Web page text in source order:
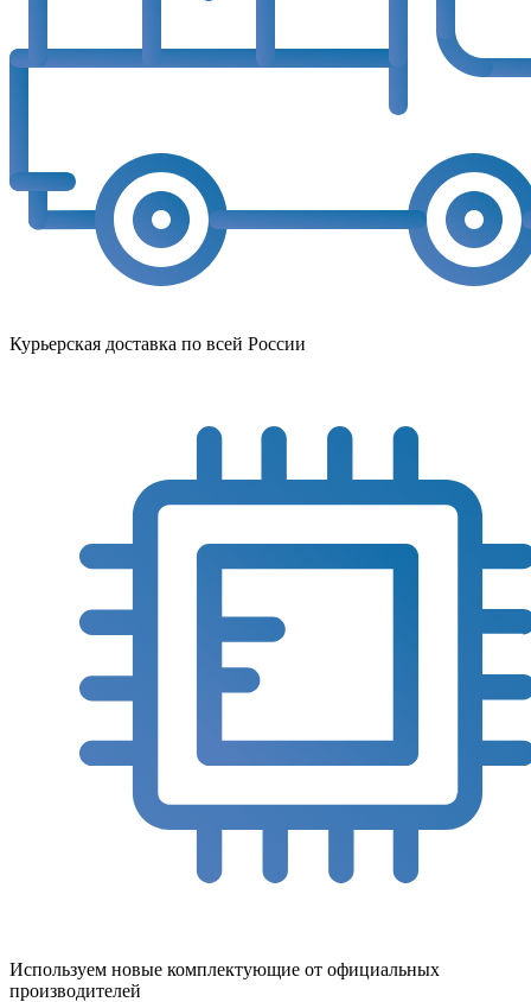
Курьерская доставка по всей России
Используем новые комплектующие от официальных
производителей